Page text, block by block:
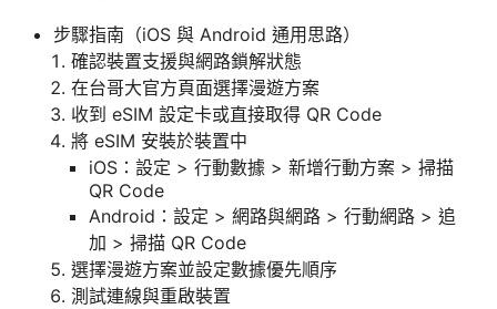
步驟指南（iOS 與 Android 通用思路）
確認裝置支援與網路鎖解狀態
在台哥大官方頁面選擇漫遊方案
收到 eSIM 設定卡或直接取得 QR Code
將 eSIM 安裝於裝置中
iOS：設定 > 行動數據 > 新增行動方案 > 掃描
QR Code
Android：設定 > 網路與網路 > 行動網路 > 追
加 > 掃描 QR Code
選擇漫遊方案並設定數據優先順序
測試連線與重啟裝置